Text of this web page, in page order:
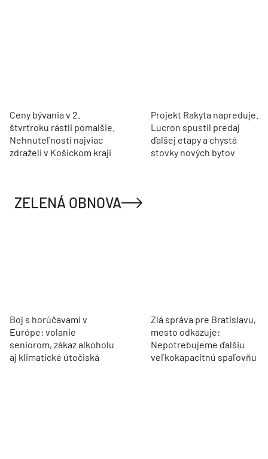
Ceny bývania v 2.
štvrťroku rástli pomalšie.
Nehnuteľnosti najviac
zdraželi v Košickom kraji
Projekt Rakyta napreduje.
Lucron spustil predaj
ďalšej etapy a chystá
stovky nových bytov
ZELENÁ OBNOVA
Boj s horúčavami v
Európe: volanie
seniorom, zákaz alkoholu
aj klimatické útočiská
Zlá správa pre Bratislavu,
mesto odkazuje:
Nepotrebujeme ďalšiu
veľkokapacitnú spaľovňu